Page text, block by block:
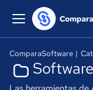
ComparaSoftware |